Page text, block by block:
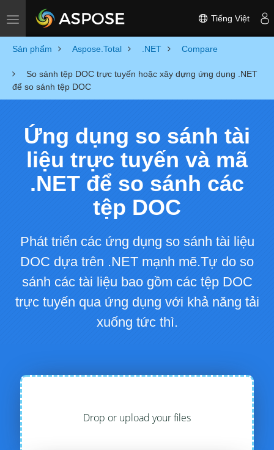
Toggle navigation Tiếng Việt
Sản phẩm Aspose.Total .NET Compare
So sánh tệp DOC trực tuyến hoặc xây dựng ứng dụng .NET
để so sánh tệp DOC
Ứng dụng so sánh tài
liệu trực tuyến và mã
.NET để so sánh các
tệp DOC
Phát triển các ứng dụng so sánh tài liệu
DOC dựa trên .NET mạnh mẽ.Tự do so
sánh các tài liệu bao gồm các tệp DOC
trực tuyến qua ứng dụng với khả năng tải
xuống tức thì.